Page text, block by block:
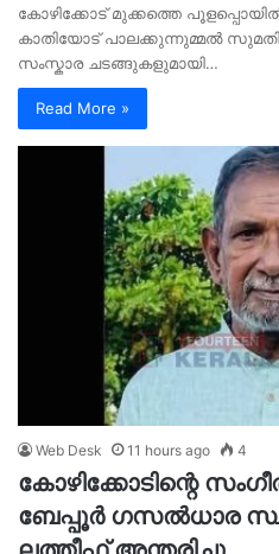
കോഴിക്കോട് മുക്കത്തെ
കാതിയോട് പാലക്കുന്നുമ്മൽ
സംസ്കാര ചടങ്ങുകളുമായി…
Read More »
Web Desk 11 hours ago 4
കോഴിക്കോടിന്റെ
ബേപ്പൂർ ഗസൽധാര